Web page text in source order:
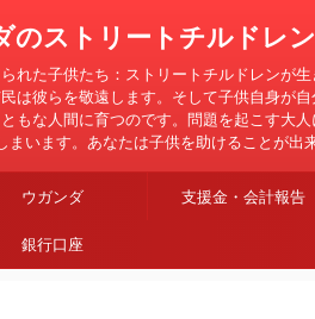
のストリートチルドレン
た子供たち：ストリートチルドレンが
彼らを敬遠します。そして子供自身が
な人間に育つのです。問題を起こす大
います。あなたは子供を助けることが出
ウガンダ 支援金・会計報告
銀行口座